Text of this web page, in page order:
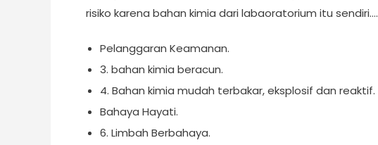
risiko karena bahan kimia dari labaoratorium itu sendiri….
Pelanggaran Keamanan.
3. bahan kimia beracun.
4. Bahan kimia mudah terbakar, eksplosif dan reaktif.
Bahaya Hayati.
6. Limbah Berbahaya.